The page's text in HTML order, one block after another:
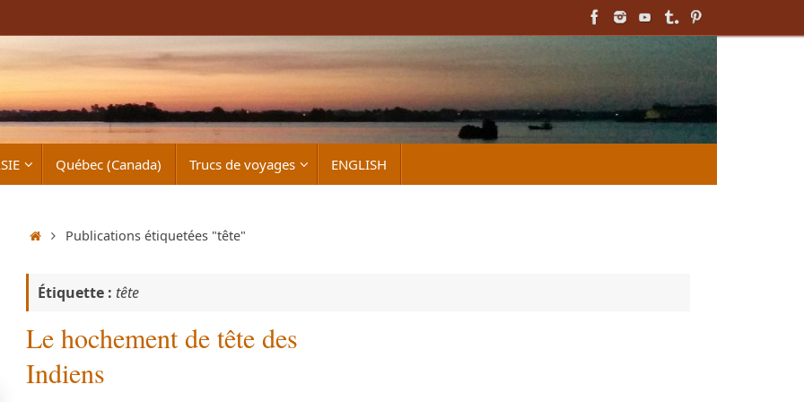
Québec (Canada) Trucs de voyages ENGLISH
Accueil
Publications étiquetées "tête"
Étiquette : tête
Le hochement de tête des
Indiens